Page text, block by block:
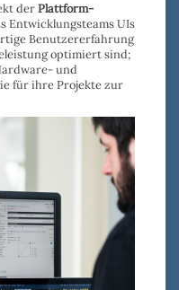
derPlattform-
Entwicklungsteams UIs
Benutzererfahrung
optimiert sind;
und
für ihre Projekte zur